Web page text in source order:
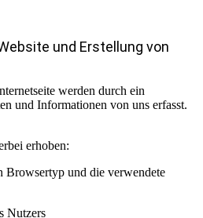
und Erstellung von
werden durch ein
und Informationen von uns erfasst.
erhoben:
und die verwendete
Nutzers